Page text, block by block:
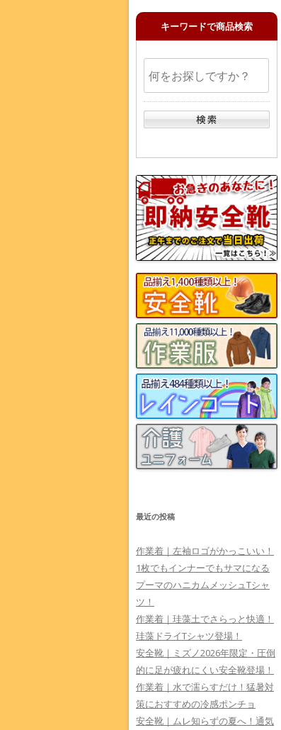
キーワードで商品検索
最近の投稿
作業着｜左袖ロゴがかっこいい！
1枚でもインナーでもサマになる
プーマのハニカムメッシュTシャ
ツ！
作業着｜珪藻土でさらっと快適！
珪藻ドライTシャツ登場！
安全靴｜ミズノ2026年限定・圧倒
的に足が疲れにくい安全靴登場！
作業着｜水で濡らすだけ！猛暑対
策におすすめの冷感ポンチョ
安全靴｜ムレ知らずの夏へ！通気